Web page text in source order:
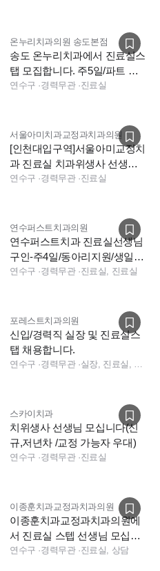
온누리치과의원 송도본점
송도 온누리치과에서 진료실스
탭 모집합니다. 주5일/파트 모
두 가능
연수구 ·경력무관·진료실
서울아미치과교정과치과의원
[인천대입구역]서울아미교정치
과 진료실 치과위생사 선생님
모십니다. (1-3년차 우대)
연수구 ·경력무관·진료실
연수퍼스트치과의원
연수퍼스트치과 진료실선생님
구인-주4일/동아리지원/생일조
기퇴근등 복지최고
연수구 ·경력무관·진료실, 진료실
포레스트치과의원
신입/경력직 실장 및 진료실스
탭 채용합니다.
연수구 ·경력무관· 실장, 진료실, 데스크
스카이치과
치위생사 선생님 모십니다(신
규,저년차 /교정 가능자 우대)
연수구 ·경력무관·진료실
이종훈치과교정과치과의원
이종훈치과교정과치과의원에
서 진료실 스텝 선생님 모십니
다.
연수구 ·경력무관·진료실, 상담